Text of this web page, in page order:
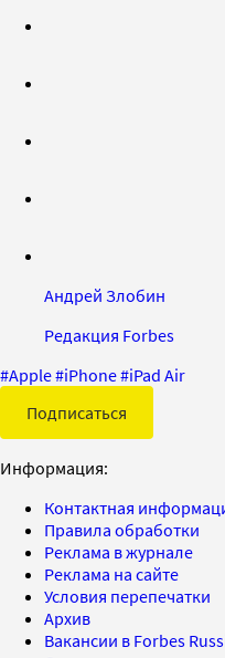
Андрей Злобин
Редакция Forbes
#Apple#iPhone#iPad Air
Подписаться
Информация:
Контактная
Правила обработки
Реклама в журнале
Реклама на сайте
Условия перепечатки
Архив
Вакансии в Forbes